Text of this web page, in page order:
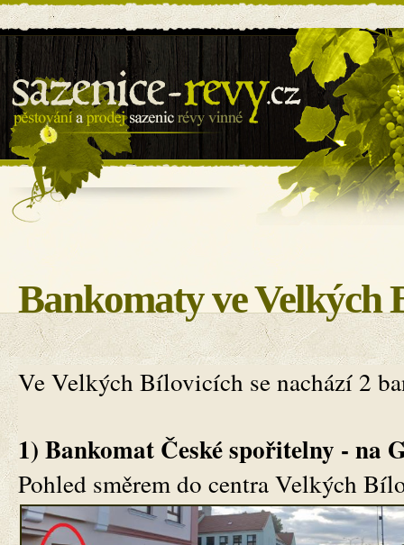
Sazenice révy - BILOVIN s.r.o.
Bankomaty ve
Ve Velkých Bílovicích se nachází 2
1) Bankomat České spořitelny - na
Pohled směrem do centra Velkých